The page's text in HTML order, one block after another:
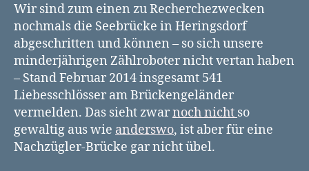
Wir sind zum einen zu Recherchezwecken
nochmals die Seebrücke in Heringsdorf
abgeschritten und können – so sich unsere
minderjährigen Zählroboter nicht vertan haben
– Stand Februar 2014 insgesamt 541
Liebesschlösser am Brückengeländer
vermelden. Das sieht zwarnochnicht so
gewaltig aus wie anderswo, ist aber für eine
Nachzügler-Brücke gar nicht übel.